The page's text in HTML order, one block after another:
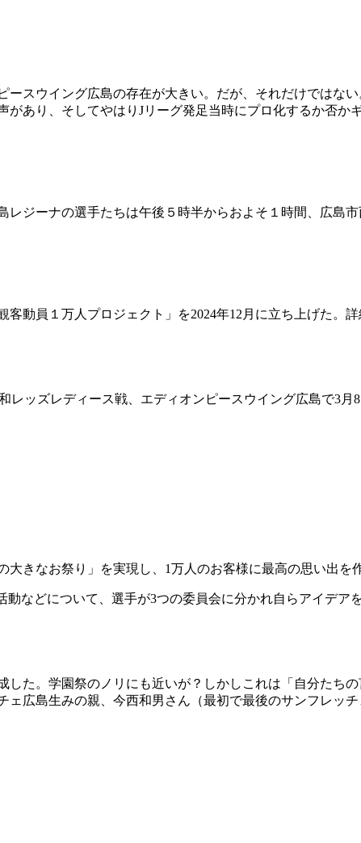
ースウイング広島の存在が大きい。だが、それだけではな
あり、そしてやはりJリーグ発足当時にプロ化するか否か
ジーナの選手たちは午後５時半からおよそ１時間、広島
動員１万人プロジェクト」を2024年12月に立ち上げた。詳
レッズレディース戦、エディオンピースウイング広島で3月
きなお祭り」を実現し、1万人のお客様に最高の思い出を
などについて、選手が3つの委員会に分かれ自らアイデア
た。学園祭のノリにも近いが？しかしこれは「自分たち
広島生みの親、今西和男さん（最初で最後のサンフレッ